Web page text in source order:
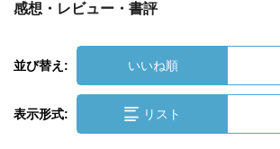
感想・レビュー・書評
並び替え: いいね順
表示形式: リスト